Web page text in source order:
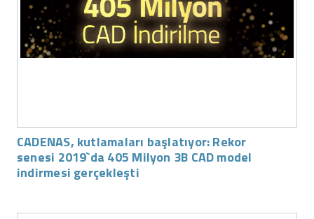
CADENAS, kutlamaları başlatıyor: Rekor
senesi 2019`da 405 Milyon 3B CAD model
indirmesi gerçekleşti